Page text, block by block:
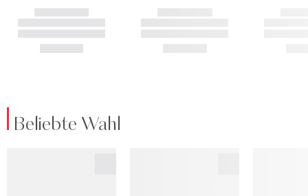
Beliebte Wahl